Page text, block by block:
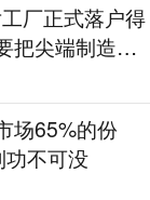
厂正式落户得
把尖端制造带
场65%的份
不可没